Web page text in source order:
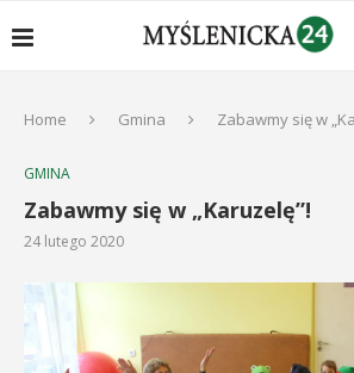
Home Gmina Zabawmy się w
GMINA
Zabawmy się w „Karuzelę”!
24 lutego 2020